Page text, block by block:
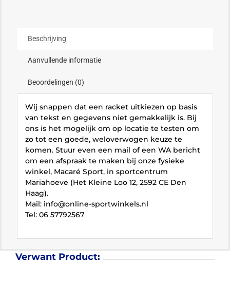
Beschrijving
Aanvullende informatie
Beoordelingen (0)
Wij snappen dat een racket uitkiezen op basis
van tekst en gegevens niet gemakkelijk is. Bij
ons is het mogelijk om op locatie te testen om
zo tot een goede, weloverwogen keuze te
komen. Stuur even een mail of een WA bericht
om een afspraak te maken bij onze fysieke
winkel, Macaré Sport, in sportcentrum
Mariahoeve (Het Kleine Loo 12, 2592 CE Den
Haag).
Mail: info@online-sportwinkels.nl
Tel: 06 57792567
Verwant Product: